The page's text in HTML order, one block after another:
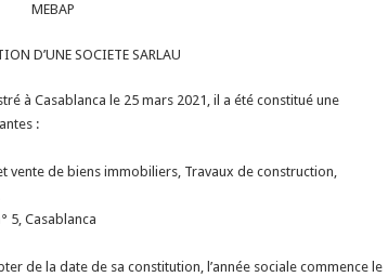
MEBAP
D’UNE SOCIETE SARLAU
à Casablanca le 25 mars 2021, il a été constitué une
:
vente de biens immobiliers, Travaux de construction,
5, Casablanca
de la date de sa constitution, l’année sociale commence le